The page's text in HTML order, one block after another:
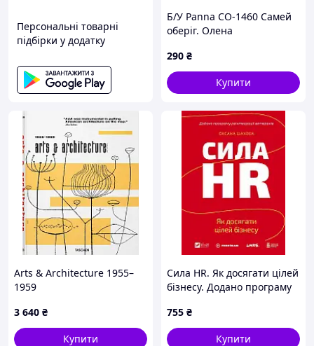
Персональні товарні
підбірки у додатку
Б/У Panna СО-1460 Самей
оберіг. Олена
290 ₴
Купити
Arts & Architecture 1955–
1959
3 640 ₴
Купити
Сила HR. Як досягати цілей
бізнесу. Додано програму
Книга Оксана Шахова,
Vivat (978-617-171-462-5)
755 ₴
Купити